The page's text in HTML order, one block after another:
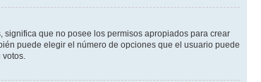
que no posee los permisos apropiados para crear
puede elegir el número de opciones que el usuario puede
votos.